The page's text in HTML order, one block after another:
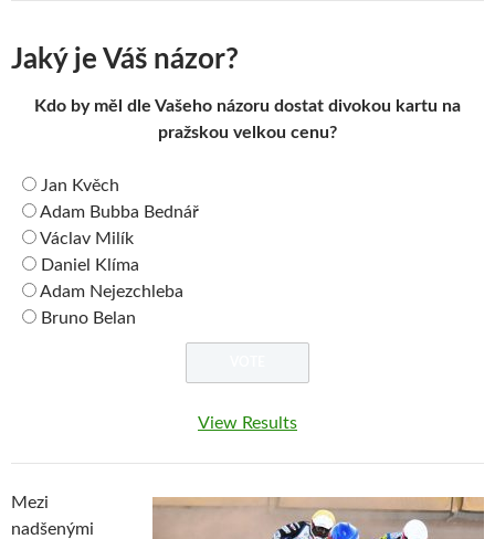
Jaký je Váš názor?
Kdo by měl dle Vašeho názoru dostat divokou kartu na
pražskou velkou cenu?
Jan Kvěch
Adam Bubba Bednář
Václav Milík
Daniel Klíma
Adam Nejezchleba
Bruno Belan
View Results
Mezi
nadšenými